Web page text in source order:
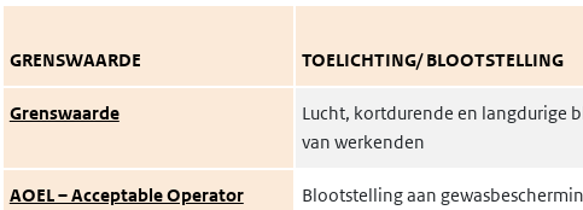
GRENSWAARDE TOELICHTING/ BLOOTSTELLING
Grenswaarde
Lucht, kortdurende en langdurige
van werkenden
AOEL – Acceptable Operator
Blootstelling aan